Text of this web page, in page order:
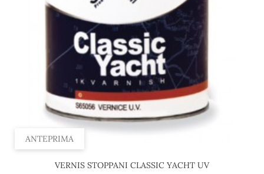
ANTEPRIMA
VERNIS STOPPANI CLASSIC YACHT UV